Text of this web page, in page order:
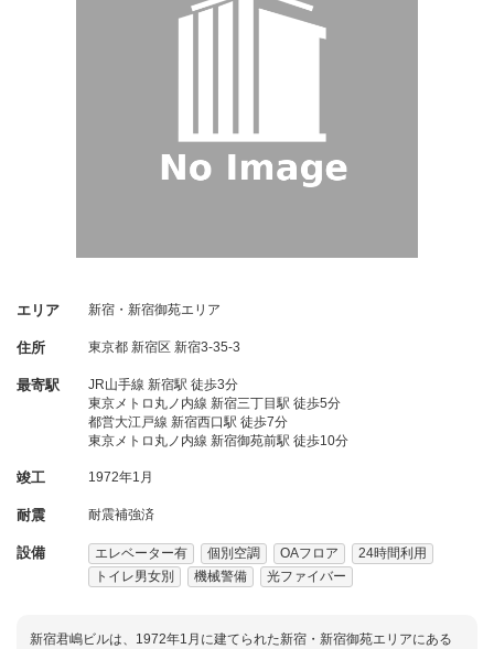
エリア 新宿・新宿御苑エリア
住所 東京都 新宿区 新宿3-35-3
最寄駅
JR山手線 新宿駅 徒歩3分
東京メトロ丸ノ内線 新宿三丁目駅 徒歩5分
都営大江戸線 新宿西口駅 徒歩7分
東京メトロ丸ノ内線 新宿御苑前駅 徒歩10分
竣工 1972年1月
耐震 耐震補強済
設備 エレベーター有 個別空調 OAフロア
24時間利用
トイレ男女別
機械警備 光ファイバー
新宿君嶋ビルは、1972年1月に建てられた新宿・新宿御苑エリアにある